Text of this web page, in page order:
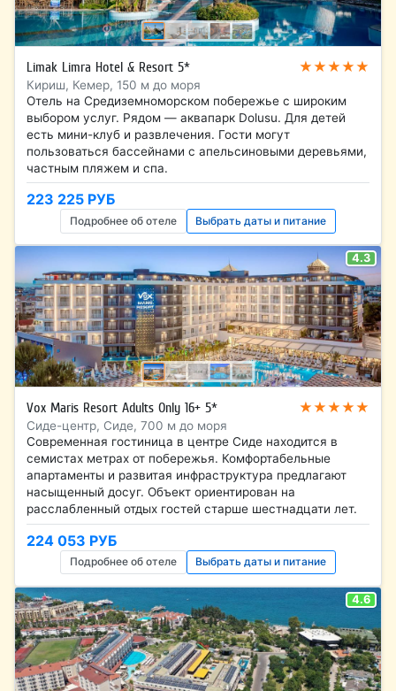
Limak Limra Hotel & Resort 5* ★★★★★
Кириш, Кемер, 150 м до моря
Отель на Средиземноморском побережье с широким
выбором услуг. Рядом — аквапарк Dolusu. Для детей
есть мини-клуб и развлечения. Гости могут
пользоваться бассейнами с апельсиновыми деревьями,
частным пляжем и спа.
223 225 РУБ
Подробнее об отеле Выбрать даты и питание
4.3
Vox Maris Resort Adults Only 16+ 5* ★★★★★
Сиде-центр, Сиде, 700 м до моря
Современная гостиница в центре Сиде находится в
семистах метрах от побережья. Комфортабельные
апартаменты и развитая инфраструктура предлагают
насыщенный досуг. Объект ориентирован на
расслабленный отдых гостей старше шестнадцати лет.
224 053 РУБ
Подробнее об отеле Выбрать даты и питание
4.6